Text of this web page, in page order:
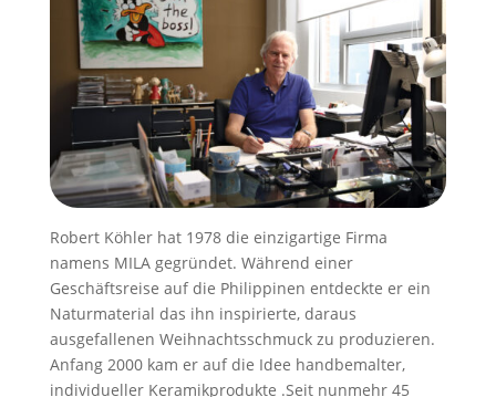
Robert Köhler hat 1978 die einzigartige Firma
namens MILA gegründet. Während einer
Geschäftsreise auf die Philippinen entdeckte er ein
Naturmaterial das ihn inspirierte, daraus
ausgefallenen Weihnachtsschmuck zu produzieren.
Anfang 2000 kam er auf die Idee handbemalter,
individueller Keramikprodukte .Seit nunmehr 45